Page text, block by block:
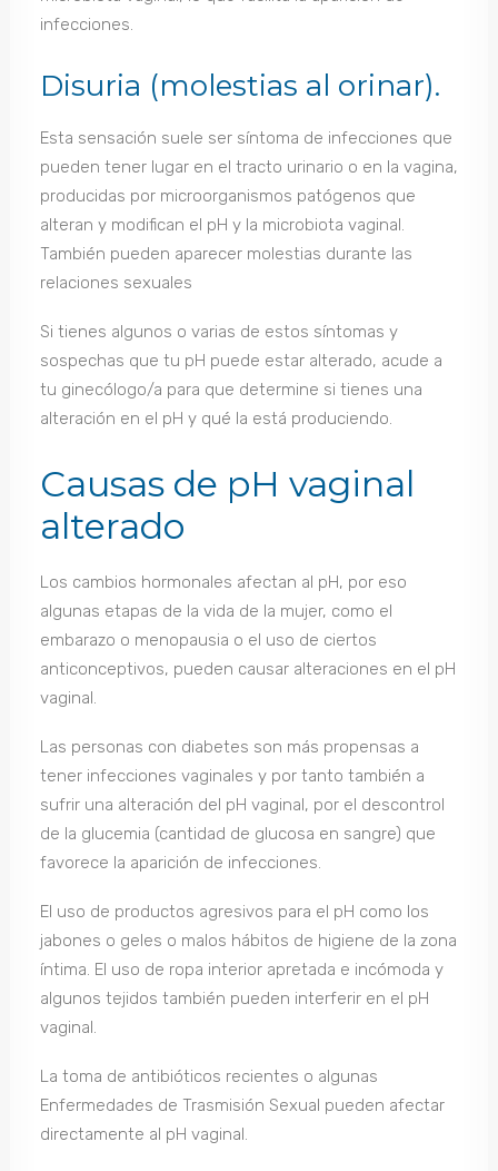
infecciones.
Disuria (molestias al orinar).
Esta sensación suele ser síntoma de infecciones que
pueden tener lugar en el tracto urinario o en la vagina,
producidas por microorganismos patógenos que
alteran y modifican el pH y la microbiota vaginal.
También pueden aparecer molestias durante las
relaciones sexuales
Si tienes algunos o varias de estos síntomas y
sospechas que tu pH puede estar alterado, acude a
tu ginecólogo/a para que determine si tienes una
alteración en el pH y qué la está produciendo.
Causas de pH vaginal
alterado
Los cambios hormonales afectan al pH, por eso
algunas etapas de la vida de la mujer, como el
embarazo o menopausia o el uso de ciertos
anticonceptivos, pueden causar alteraciones en el pH
vaginal.
Las personas con diabetes son más propensas a
tener infecciones vaginales y por tanto también a
sufrir una alteración del pH vaginal, por el descontrol
de la glucemia (cantidad de glucosa en sangre) que
favorece la aparición de infecciones.
El uso de productos agresivos para el pH como los
jabones o geles o malos hábitos de higiene de la zona
íntima. El uso de ropa interior apretada e incómoda y
algunos tejidos también pueden interferir en el pH
vaginal.
La toma de antibióticos recientes o algunas
Enfermedades de Trasmisión Sexual pueden afectar
directamente al pH vaginal.